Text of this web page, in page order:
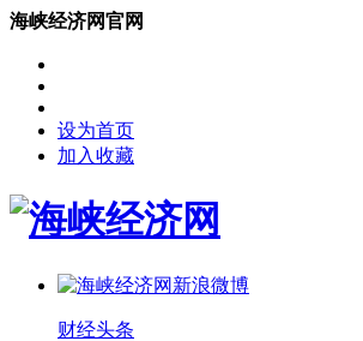
海峡经济网官网
设为首页
加入收藏
财经头条